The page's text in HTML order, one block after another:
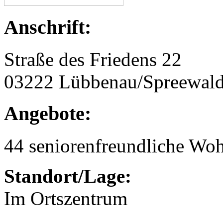
Anschrift:
Straße des Friedens 22
03222 Lübbenau/
Angebote:
44 seniorenfreundliche
Standort/Lage:
Im Ortszentrum